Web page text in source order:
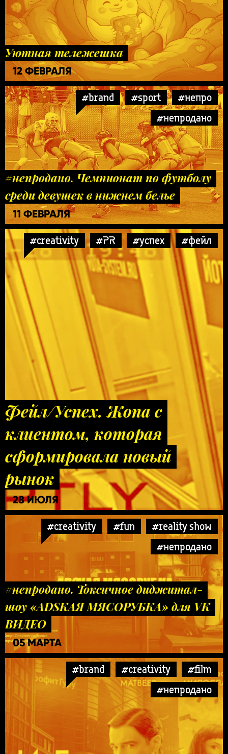
Уютная тележешка
12 ФЕВРАЛЯ
#brand #sport
#непро
#непродано
#непродано. Чемпионат по футболу
среди девушек в нижнем белье
11 ФЕВРАЛЯ
#creativity #PR #успех #фейл
Фейл/Успех. Жопа с
клиентом, которая
сформировала новый
рынок
28 ИЮЛЯ
#creativity #fun
#reality show
#непродано
#непродано. Токсичное диджитал-
шоу «ADSКАЯ МЯСОРУБКА» для VK
ВИДЕО
05 МАРТА
#brand #creativity
#film
#непродано